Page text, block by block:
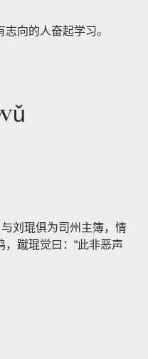
向的人奋起学习。
刘琨俱为司州主簿，情
蹴琨觉曰：“此非恶声